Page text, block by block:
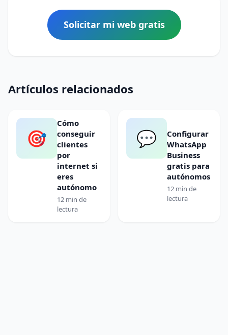
Solicitar mi web gratis
Artículos relacionados
🎯
Cómo
conseguir
clientes
por
internet si
eres
autónomo
12 min de
lectura
💬
Configurar
WhatsApp
Business
gratis para
autónomos
12 min de
lectura